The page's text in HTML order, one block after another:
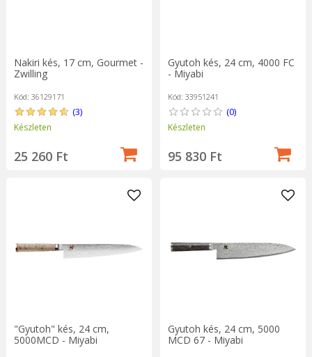
Nakiri kés, 17 cm, Gourmet -
Zwilling
Kód: 36129171
(3)
Készleten
25 260 Ft
Gyutoh kés, 24 cm, 4000 FC
- Miyabi
Kód: 33951241
(0)
Készleten
95 830 Ft
"Gyutoh" kés, 24 cm,
5000MCD - Miyabi
Gyutoh kés, 24 cm, 5000
MCD 67 - Miyabi